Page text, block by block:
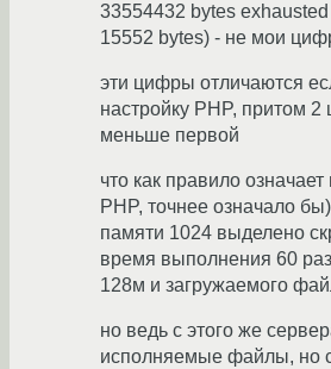
33554432 bytes
15552 bytes) - не мои
эти цифры отличаются
настройку PHP, притом
меньше первой
что как правило
PHP, точнее означало
памяти 1024 выделено
время выполнения 60
128м и загружаемого
но ведь с этого же
исполняемые файлы, но